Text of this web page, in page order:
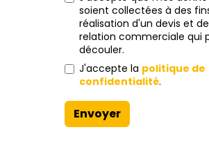
soient collectées à des
réalisation d'un devis et
relation commerciale qui
découler.
J'accepte la politique de
confidentialité.
Envoyer